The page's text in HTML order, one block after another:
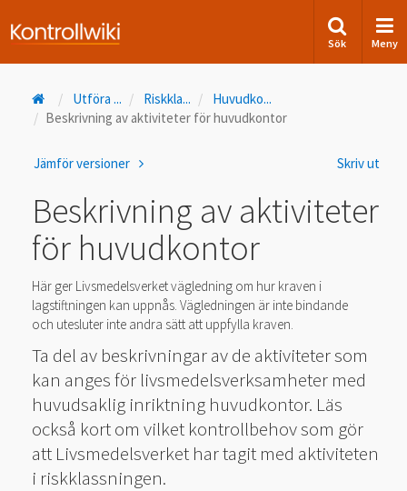
Sök Meny
Utföra... Riskkla... Huvudko...
Beskrivning av aktiviteter för huvudkontor
Skriv ut
Jämför versioner
Beskrivning av aktiviteter
för huvudkontor
Här ger Livsmedelsverket vägledning om hur kraven i
lagstiftningen kan uppnås. Vägledningen är inte bindande
och utesluter inte andra sätt att uppfylla kraven.
Ta del av beskrivningar av de aktiviteter som
kan anges för livsmedelsverksamheter med
huvudsaklig inriktning huvudkontor. Läs
också kort om vilket kontrollbehov som gör
att Livsmedelsverket har tagit med aktiviteten
i riskklassningen.